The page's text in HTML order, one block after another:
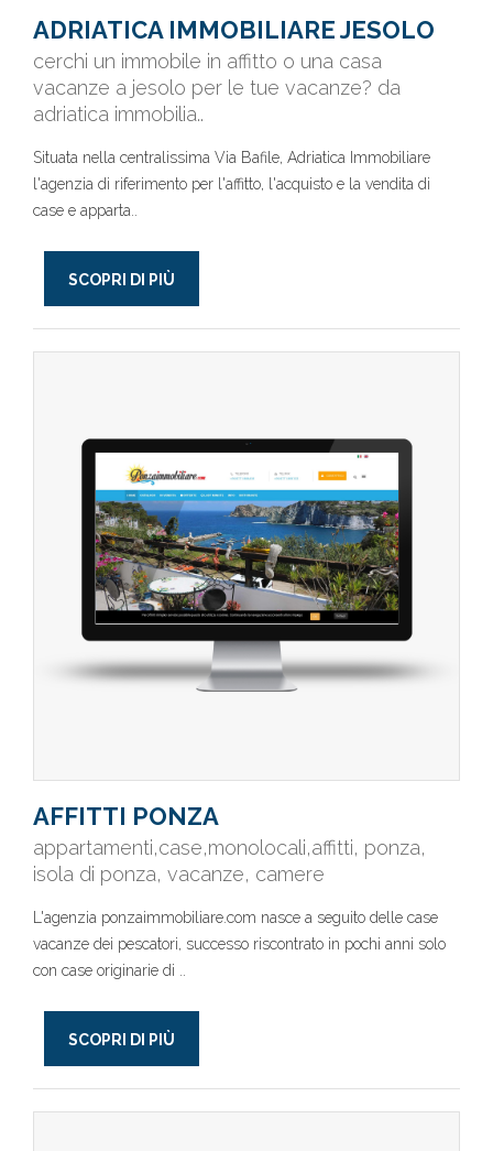
ADRIATICA IMMOBILIARE JESOLO
cerchi un immobile in affitto o una casa
vacanze a jesolo per le tue vacanze? da
adriatica immobilia..
Situata nella centralissima Via Bafile, Adriatica Immobiliare
l'agenzia di riferimento per l'affitto, l'acquisto e la vendita di
case e apparta..
SCOPRI DI PIÙ
AFFITTI PONZA
appartamenti,case,monolocali,affitti, ponza,
isola di ponza, vacanze, camere
L'agenzia ponzaimmobiliare.com nasce a seguito delle case
vacanze dei pescatori, successo riscontrato in pochi anni solo
con case originarie di ..
SCOPRI DI PIÙ